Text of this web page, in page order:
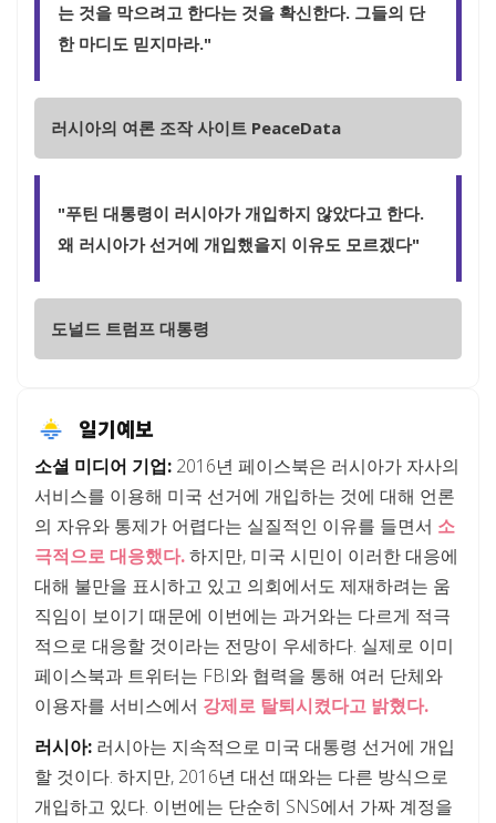
는 것을 막으려고 한다는 것을 확신한다. 그들의 단
한 마디도 믿지마라."
러시아의 여론 조작 사이트 PeaceData
"푸틴 대통령이 러시아가 개입하지 않았다고 한다.
왜 러시아가 선거에 개입했을지 이유도 모르겠다"
도널드 트럼프 대통령
일기예보
소셜 미디어 기업: 2016년 페이스북은 러시아가 자사의
서비스를 이용해 미국 선거에 개입하는 것에 대해 언론
의 자유와 통제가 어렵다는 실질적인 이유를 들면서 소
극적으로 대응했다.하지만, 미국 시민이 이러한 대응에
대해 불만을 표시하고 있고 의회에서도 제재하려는 움
직임이 보이기 때문에 이번에는 과거와는 다르게 적극
적으로 대응할 것이라는 전망이 우세하다. 실제로 이미
페이스북과 트위터는 FBI와 협력을 통해 여러 단체와
이용자를 서비스에서 강제로 탈퇴시켰다고 밝혔다.
러시아: 러시아는 지속적으로 미국 대통령 선거에 개입
할 것이다. 하지만, 2016년 대선 때와는 다른 방식으로
개입하고 있다. 이번에는 단순히 SNS에서 가짜 계정을